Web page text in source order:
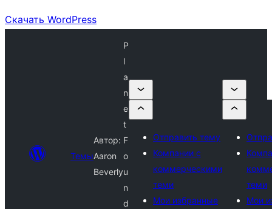
Скачать WordPress
Темы
Автор:
Aaron
Beverly
P
l
a
n
e
t
F
o
u
n
d
Отправить тему
Компании с
коммерческими
теми
Мои избранные
теми
Мои